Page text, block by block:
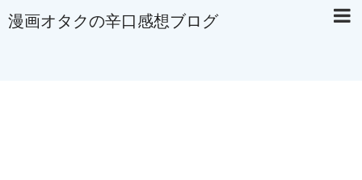
漫画オタクの辛口感想ブログ